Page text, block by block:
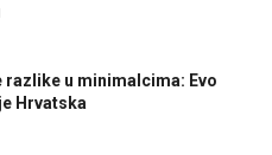
razlike u minimalcima: Evo
Hrvatska